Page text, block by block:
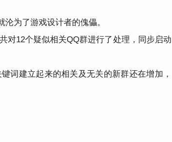
为了游戏设计者的傀儡。
对12个疑似相关QQ群进行了处理，同步启动
词建立起来的相关及无关的新群还在增加，